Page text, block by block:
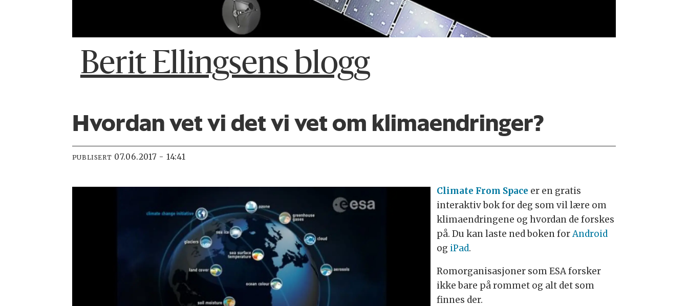
Berit Ellingsens blogg
Hvordan vet vi det vi vet om klimaendringer?
PUBLISERT 07.06.2017 - 14:41
Climate From Space er en gratis
interaktiv bok for deg som vil lære om
klimaendringene og hvordan de forskes
på. Du kan laste ned boken forAndroid
og iPad.
Romorganisasjoner som ESA forsker
ikke bare på rommet og alt det som
finnes der.